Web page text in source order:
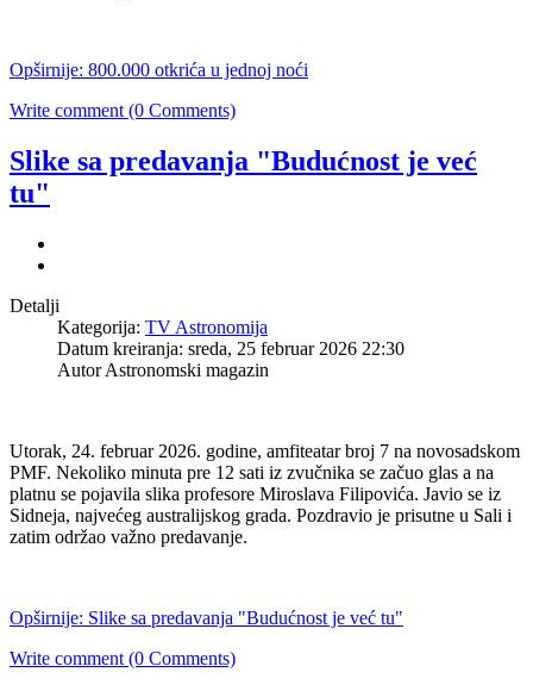
Opširnije: 800.000 otkrića u jednoj noći
Write comment (0 Comments)
Slike sa predavanja "Budućnost je već
tu"
Detalji
Kategorija: TV Astronomija
Datum kreiranja: sreda, 25 februar 2026 22:30
Autor Astronomski magazin
Utorak, 24. februar 2026. godine, amfiteatar broj 7 na novosadskom
PMF. Nekoliko minuta pre 12 sati iz zvučnika se začuo glas a na
platnu se pojavila slika profesore Miroslava Filipovića. Javio se iz
Sidneja, najvećeg australijskog grada. Pozdravio je prisutne u Sali i
zatim održao važno predavanje.
Opširnije: Slike sa predavanja "Budućnost je već tu"
Write comment (0 Comments)